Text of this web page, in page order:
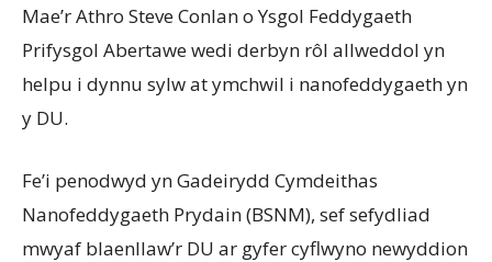
Mae’r Athro Steve Conlan o Ysgol Feddygaeth
Prifysgol Abertawe wedi derbyn rôl allweddol yn
helpu i dynnu sylw at ymchwil i nanofeddygaeth yn
y DU.
Fe’i penodwyd yn Gadeirydd Cymdeithas
Nanofeddygaeth Prydain (BSNM), sef sefydliad
mwyaf blaenllaw’r DU ar gyfer cyflwyno newyddion